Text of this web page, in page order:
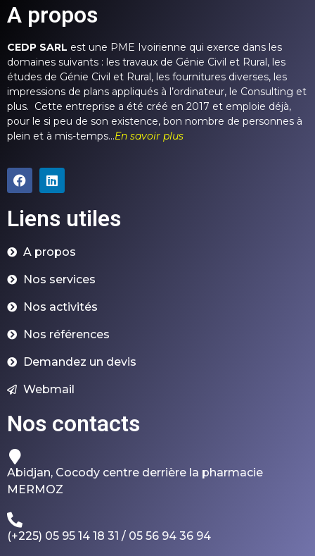
A propos
CEDP SARL est une PME Ivoirienne qui exerce dans les
domaines suivants : les travaux de Génie Civil et Rural, les
études de Génie Civil et Rural, les fournitures diverses, les
impressions de plans appliqués à l’ordinateur, le Consulting et
plus. Cette entreprise a été créé en 2017 et emploie déjà,
pour le si peu de son existence, bon nombre de personnes à
plein et à mis-temps…En savoir plus
Liens utiles
A propos
Nos services
Nos activités
Nos références
Demandez un devis
Webmail
Nos contacts
Abidjan, Cocody centre derrière la pharmacie
MERMOZ
(+225) 05 95 14 18 31 / 05 56 94 36 94